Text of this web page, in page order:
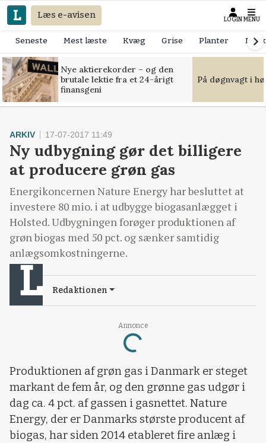
Læs e-avisen LOGIN MENU
Seneste Mest læste Kvæg Grise Planter
Nye aktierekorder – og den
brutale lektie fra et 24-årigt
finansgeni
På døgnvagt i
Annonce
Loading...
ARKIV 17-07-2017 11:49
Ny udbygning gør det billigere
at producere grøn gas
Energikoncernen Nature Energy har besluttet at
investere 80 mio. i at udbygge biogasanlægget i
Holsted. Udbygningen forøger produktionen af
grøn biogas med 50 pct. og sænker samtidig
anlægsomkostningerne.
Redaktionen
Produktionen af grøn gas i Danmark er steget
markant de fem år, og den grønne gas udgør i
dag ca. 4 pct. af gassen i gasnettet. Nature
Energy, der er Danmarks største producent af
biogas, har siden 2014 etableret fire anlæg i